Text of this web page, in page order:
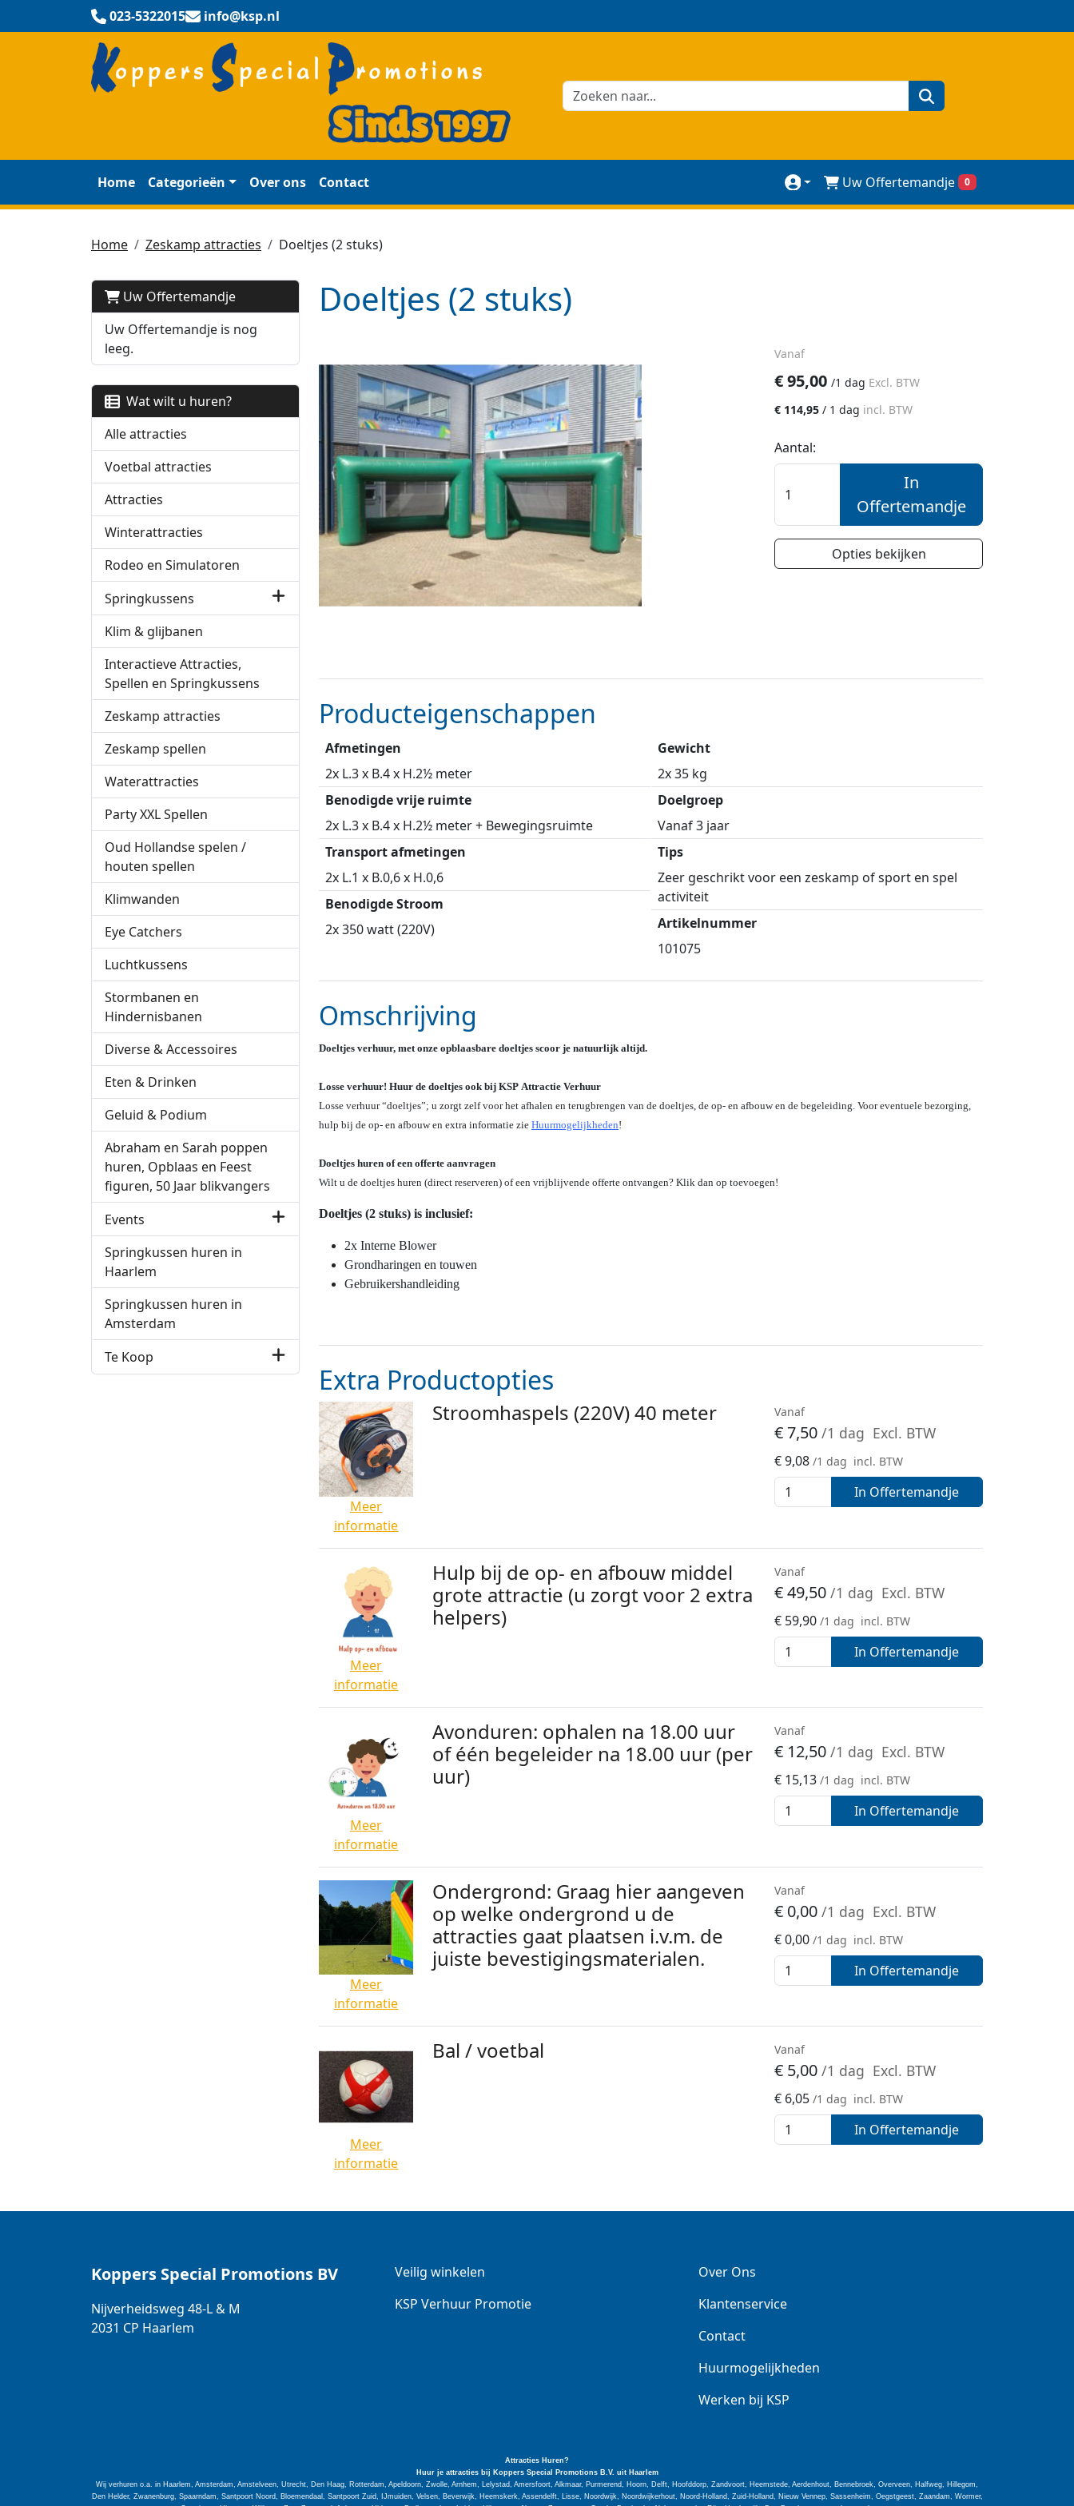
023-5322015 info@ksp.nl
zoeken
Home Categorieën Over ons Contact Uw Offertemandje 0
Home Zeskamp attracties Doeltjes (2 stuks)
Uw Offertemandje
Uw Offertemandje is nog
leeg.
Wat wilt u huren?
Alle attracties
Voetbal attracties
Attracties
Winterattracties
Rodeo en Simulatoren
Springkussens
Klim & glijbanen
Interactieve Attracties,
Spellen en Springkussens
Zeskamp attracties
Zeskamp spellen
Waterattracties
Party XXL Spellen
Oud Hollandse spelen /
houten spellen
Klimwanden
Eye Catchers
Luchtkussens
Stormbanen en
Hindernisbanen
Diverse & Accessoires
Eten & Drinken
Geluid & Podium
Abraham en Sarah poppen
huren, Opblaas en Feest
figuren, 50 Jaar blikvangers
Events
Springkussen huren in
Haarlem
Springkussen huren in
Amsterdam
Te Koop
Doeltjes (2 stuks)
Vanaf
€95,00 /1 dag Excl. BTW
€ 114,95 / 1 dag incl. BTW
Aantal:
In
Offertemandje
Opties bekijken
Producteigenschappen
Afmetingen
2x L.3 x B.4 x H.2½ meter
Benodigde vrije ruimte
2x L.3 x B.4 x H.2½ meter + Bewegingsruimte
Transport afmetingen
2x L.1 x B.0,6 x H.0,6
Benodigde Stroom
2x 350 watt (220V)
Gewicht
2x 35 kg
Doelgroep
Vanaf 3 jaar
Tips
Zeer geschrikt voor een zeskamp of sport en spel
activiteit
Artikelnummer
101075
Omschrijving
Doeltjes verhuur, met onze opblaasbare doeltjes scoor je natuurlijk altijd.
Losse verhuur! Huur de doeltjes ook bij KSP Attractie Verhuur
Losse verhuur “doeltjes”; u zorgt zelf voor het afhalen en terugbrengen van de doeltjes, de op- en afbouw en de begeleiding. Voor eventuele bezorging,
hulp bij de op- en afbouw en extra informatie zie Huurmogelijkheden!
Doeltjes huren of een offerte aanvragen
Wilt u de doeltjes huren (direct reserveren) of een vrijblijvende offerte ontvangen? Klik dan op toevoegen!
Doeltjes (2 stuks) is inclusief:
2x Interne Blower
Grondharingen en touwen
Gebruikershandleiding
Extra Productopties
Meer
informatie
Vanaf
€7,50 /1 dag Excl. BTW
€9,08 /1 dag incl. BTW
In Offertemandje
Stroomhaspels (220V) 40 meter
Meer
informatie
Vanaf
€49,50 /1 dag Excl. BTW
€ 59,90 /1 dag incl. BTW
In Offertemandje
Hulp bij de op- en afbouw middel
grote attractie (u zorgt voor 2 extra
helpers)
Meer
informatie
Vanaf
€ 12,50 /1 dag Excl. BTW
€ 15,13 /1 dag incl. BTW
In Offertemandje
Avonduren: ophalen na 18.00 uur
of één begeleider na 18.00 uur (per
uur)
Meer
informatie
Vanaf
€ 0,00 /1 dag Excl. BTW
€0,00 /1 dag incl. BTW
In Offertemandje
Ondergrond: Graag hier aangeven
op welke ondergrond u de
attracties gaat plaatsen i.v.m. de
juiste bevestigingsmaterialen.
Meer
informatie
Vanaf
€ 5,00 /1 dag Excl. BTW
€ 6,05 /1 dag incl. BTW
In Offertemandje
Bal / voetbal
Koppers Special Promotions BV
Nijverheidsweg 48-L & M
2031 CP Haarlem
Veilig winkelen
KSP Verhuur Promotie
Over Ons
Klantenservice
Contact
Huurmogelijkheden
Werken bij KSP
Attracties Huren?
Huur je attracties bij Koppers Special
PromotionsB.V. uit Haarlem
Wij verhuren o.a. in Haarlem, Amsterdam, Amstelveen, Utrecht, Den Haag, Rotterdam, Apeldoorn, Zwolle, Arnhem, Lelystad, Amersfoort, Alkmaar, Purmerend, Hoorn, Delft, Hoofddorp, Zandvoort, Heemstede, Aerdenhout, Bennebroek, Overveen, Halfweg, Hillegom,
Den Helder, Zwanenburg, Spaarndam, Santpoort Noord, Bloemendaal, Santpoort Zuid, IJmuiden, Velsen, Beverwijk, Heemskerk, Assendelft, Lisse, Noordwijk, Noordwijkerhout, Noord-Holland, Zuid-Holland, Nieuw Vennep, Sassenheim, Oegstgeest, Zaandam, Wormer,